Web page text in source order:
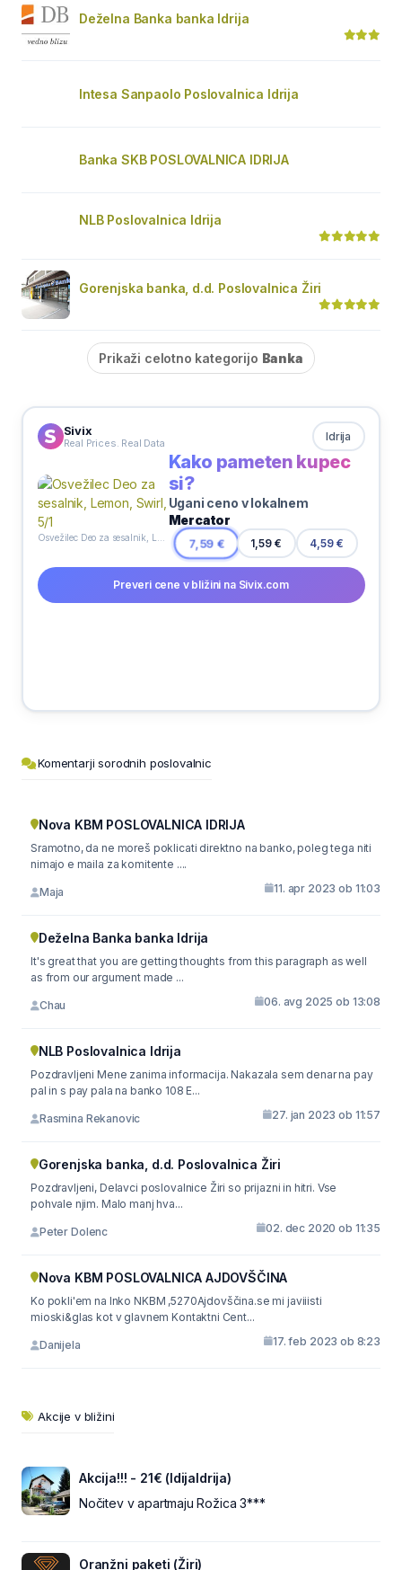
Deželna Banka banka Idrija
Intesa Sanpaolo Poslovalnica Idrija
Banka SKB POSLOVALNICA IDRIJA
NLB Poslovalnica Idrija
Gorenjska banka, d.d. Poslovalnica Žiri
Prikaži celotno kategorijo Banka
Sivix
Real Prices. Real Data Idrija
Kako pameten kupec
si?
Ugani ceno v lokalnem
Mercator
7,59 € 1,59 € 4,59 €
Preveri cene v bližini na Sivix.com
Komentarji sorodnih poslovalnic
Nova KBM POSLOVALNICA IDRIJA
Sramotno, da ne moreš poklicati direktno na banko, poleg tega niti
nimajo e maila za komitente ....
Maja 11. apr 2023 ob 11:03
Deželna Banka banka Idrija
It's great that you are getting thoughts from this paragraph as well
as from our argument made ...
Chau 06. avg 2025 ob 13:08
NLB Poslovalnica Idrija
Pozdravljeni Mene zanima informacija. Nakazala sem denar na pay
pal in s pay pala na banko 108 E...
Rasmina Rekanovic 27. jan 2023 ob 11:57
Gorenjska banka, d.d. Poslovalnica Žiri
Pozdravljeni, Delavci poslovalnice Žiri so prijazni in hitri. Vse
pohvale njim. Malo manj hva...
Peter Dolenc 02. dec 2020 ob 11:35
Nova KBM POSLOVALNICA AJDOVŠČINA
Ko pokli'em na lnko NKBM ,5270Ajdovščina.se mi javiiisti
mioski&glas kot v glavnem Kontaktni Cent...
Danijela 17. feb 2023 ob 8:23
Akcije v bližini
Akcija!!! - 21€ (IdijaIdrija)
Nočitev v apartmaju Rožica 3***
Oranžni paketi (Žiri)